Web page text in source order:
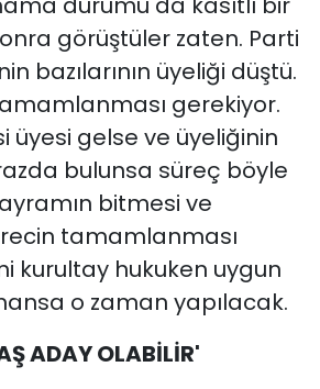
görüştüler zaten. Parti
bazılarının üyeliği düştü.
gerekiyor.
üyesi gelse ve üyeliğinin
bulunsa süreç böyle
bitmesi ve
tamamlanması
kurultay hukuken uygun
o zaman yapılacak.
ADAY OLABİLİR'